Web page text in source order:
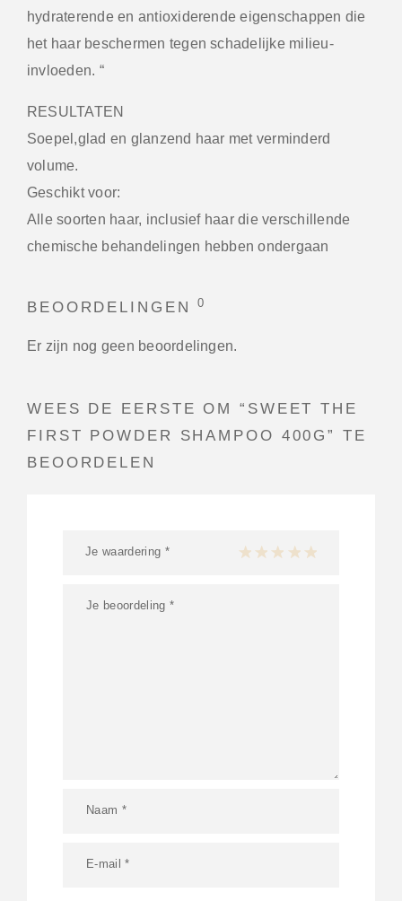
hydraterende en antioxiderende eigenschappen die
het haar beschermen tegen schadelijke milieu-
invloeden. “
RESULTATEN
Soepel,glad en glanzend haar met verminderd
volume.
Geschikt voor:
Alle soorten haar, inclusief haar die verschillende
chemische behandelingen hebben ondergaan
BEOORDELINGEN0
Er zijn nog geen beoordelingen.
WEES DE EERSTE OM “SWEET THE
FIRST POWDER SHAMPOO 400G” TE
BEOORDELEN
Je waardering * 1 van de 5 sterren
2 van de 5 sterren
3 van de 5 sterren
4 van de 5 sterren